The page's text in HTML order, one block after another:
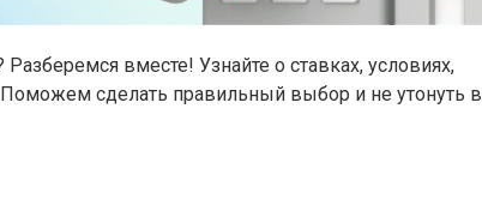
вместе! Узнайте о ставках, условиях,
сделать правильный выбор и не утонуть в